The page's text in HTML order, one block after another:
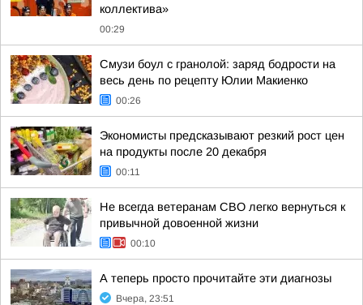
коллектива»
00:29
Смузи боул с гранолой: заряд бодрости на
весь день по рецепту Юлии Макиенко
00:26
Экономисты предсказывают резкий рост цен
на продукты после 20 декабря
00:11
Не всегда ветеранам СВО легко вернуться к
привычной довоенной жизни
00:10
А теперь просто прочитайте эти диагнозы
Вчера, 23:51